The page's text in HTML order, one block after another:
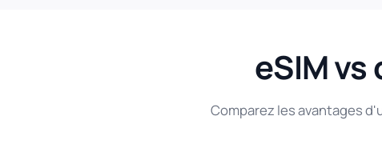
eSIM vs
Comparez les avantages